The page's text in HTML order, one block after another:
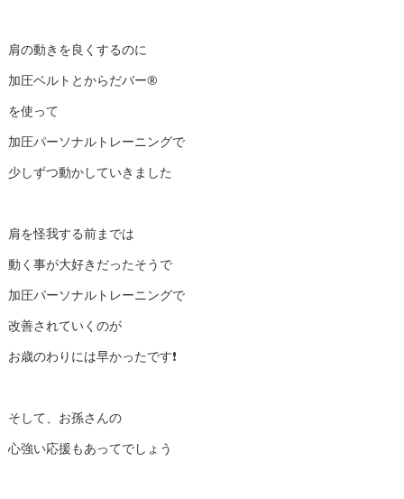
肩の動きを良くするのに
加圧ベルトとからだバー®️
を使って
加圧パーソナルトレーニングで
少しずつ動かしていきました
肩を怪我する前までは
動く事が大好きだったそうで
加圧パーソナルトレーニングで
改善されていくのが
お歳のわりには早かったです❗️
そして、お孫さんの
心強い応援もあってでしょう